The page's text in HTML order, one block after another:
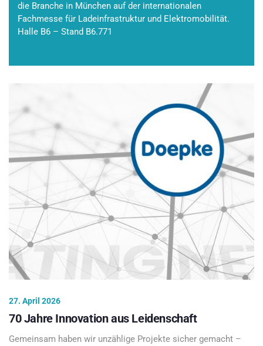
die Branche in München auf der internationalen
Fachmesse für Ladeinfrastruktur und Elektromobilität.
Halle B6 – Stand B6.771
27. April 2026
70 Jahre Innovation aus Leidenschaft
Gemeinsam haben wir unzählige Projekte sicher gemacht –